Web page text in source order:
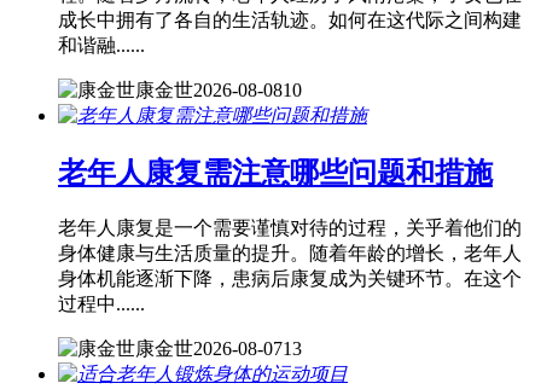
成长中拥有了各自的生活轨迹。如何在这代际之间构建
和谐融......
康金世2026-08-0810
老年人康复需注意哪些问题和措施
老年人康复是一个需要谨慎对待的过程，关乎着他们的
身体健康与生活质量的提升。随着年龄的增长，老年人
身体机能逐渐下降，患病后康复成为关键环节。在这个
过程中......
康金世2026-08-0713